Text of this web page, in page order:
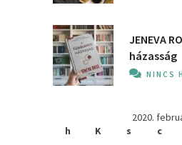
JENEVA
házasság
NINCS
2020.
h
K s c